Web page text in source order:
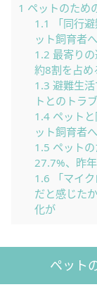
1 ペットのため
1.1
「同行
ット飼育者
1.2 最寄り
約8割を占め
1.3 避難生
トとのトラ
1.4ペットと
ット飼育者
1.5 ペット
27.7%、昨
1.6 「マイ
だと感じた
化が
ペット